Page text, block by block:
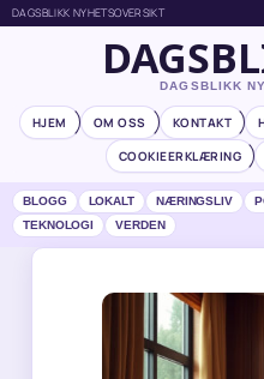
DAGSBLIKK NYHETSOVERSIKT
DAGSBLIKK
HJEM OM OSS KONTAKT
COOKIEERKLÆRING
BLOGG LOKALT NÆRINGSLIV
TEKNOLOGI
VERDEN